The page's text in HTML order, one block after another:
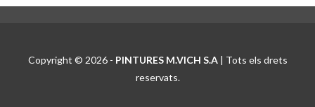
Copyright © 2026 - PINTURES M.VICH S.A| Tots els drets
reservats.